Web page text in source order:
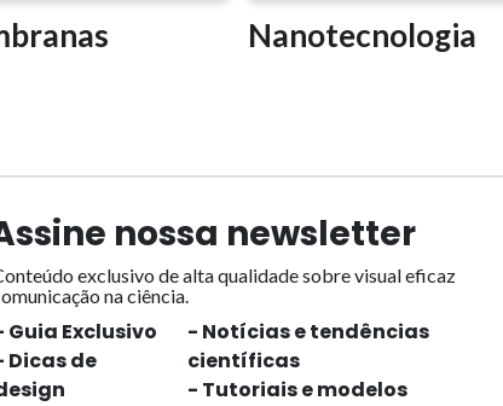
Nanotecnologia
nossa newsletter
exclusivo de alta qualidade sobre visual eficaz
na ciência.
Guia Exclusivo
Dicas de
- Notícias e tendências
científicas
- Tutoriais e modelos